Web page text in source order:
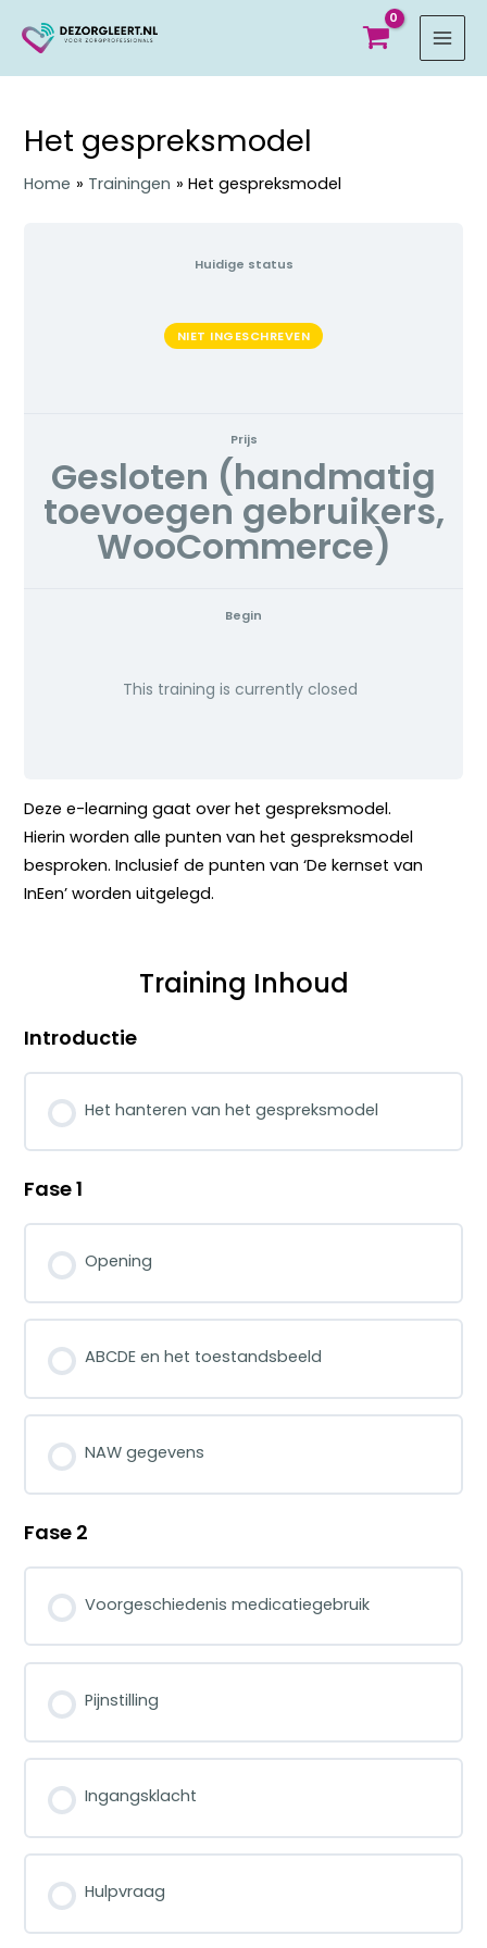
Het gespreksmodel
Home Trainingen Het gespreksmodel
Huidige status
NIET INGESCHREVEN
Prijs
Gesloten (handmatig
toevoegen gebruikers,
WooCommerce)
Begin
This training is currently closed
Deze e-learning gaat over het gespreksmodel.
Hierin worden alle punten van het gespreksmodel
besproken. Inclusief de punten van ‘De kernset van
InEen’ worden uitgelegd.
Training Inhoud
Introductie
Het hanteren van het gespreksmodel
Fase 1
Opening
ABCDE en het toestandsbeeld
NAW gegevens
Fase 2
Voorgeschiedenis medicatiegebruik
Pijnstilling
Ingangsklacht
Hulpvraag